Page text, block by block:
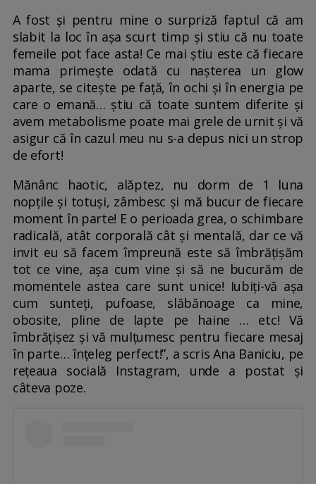
A fost și pentru mine o surpriză faptul că am
slabit la loc în așa scurt timp și stiu că nu toate
femeile pot face asta! Ce mai știu este că fiecare
mama primește odată cu nașterea un glow
aparte, se citește pe față, în ochi și în energia pe
care o emană… știu că toate suntem diferite și
avem metabolisme poate mai grele de urnit și vă
asigur că în cazul meu nu s-a depus nici un strop
de efort!
Mănânc haotic, alăptez, nu dorm de 1 luna
nopțile și totuși, zâmbesc și mă bucur de fiecare
moment în parte! E o perioada grea, o schimbare
radicală, atât corporală cât și mentală, dar ce vă
invit eu să facem împreună este să îmbrățișăm
tot ce vine, așa cum vine și să ne bucurăm de
momentele astea care sunt unice! Iubiți-vă așa
cum sunteți, pufoase, slăbănoage ca mine,
obosite, pline de lapte pe haine … etc! Vă
îmbrățișez și vă mulțumesc pentru fiecare mesaj
în parte… înțeleg perfect!”, a scris Ana Baniciu, pe
rețeaua socială Instagram, unde a postat și
câteva poze.